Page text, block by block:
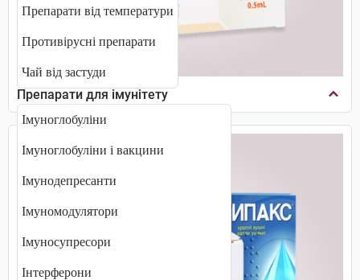
Препарати від температури
Противірусні препарати
Чай від застуди
Препарати для імунітету
Імуноглобуліни
Імуноглобуліни і вакцини
Імунодепресанти
Імуномодулятори
Імуносупресори
Інтерферони